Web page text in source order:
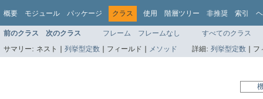
概要 モジュール パッケージ クラス 使用 階層ツリー 非推奨 索引
前のクラス 次のクラス フレーム フレームなし
すべてのクラス
サマリー: ネスト | 列挙型定数 | フィールド | メソッド 詳細: 列挙型定数 | フ